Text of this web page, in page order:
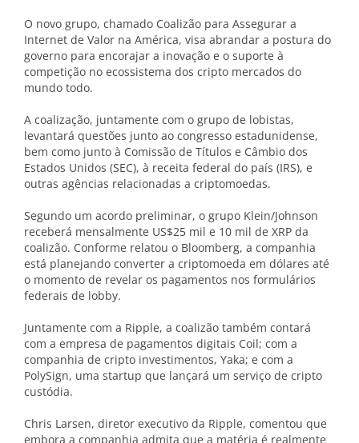
O novo grupo, chamado Coalizão para Assegurar a
Internet de Valor na América, visa abrandar a postura do
governo para encorajar a inovação e o suporte à
competição no ecossistema dos cripto mercados do
mundo todo.
A coalização, juntamente com o grupo de lobistas,
levantará questões junto ao congresso estadunidense,
bem como junto à Comissão de Títulos e Câmbio dos
Estados Unidos (SEC), à receita federal do país (IRS), e
outras agências relacionadas a criptomoedas.
Segundo um acordo preliminar, o grupo Klein/Johnson
receberá mensalmente US$25 mil e 10 mil de XRP da
coalizão. Conforme relatou o Bloomberg, a companhia
está planejando converter a criptomoeda em dólares até
o momento de revelar os pagamentos nos formulários
federais de lobby.
Juntamente com a Ripple, a coalizão também contará
com a empresa de pagamentos digitais Coil; com a
companhia de cripto investimentos, Yaka; e com a
PolySign, uma startup que lançará um serviço de cripto
custódia.
Chris Larsen, diretor executivo da Ripple, comentou que
embora a companhia admita que a matéria é realmente